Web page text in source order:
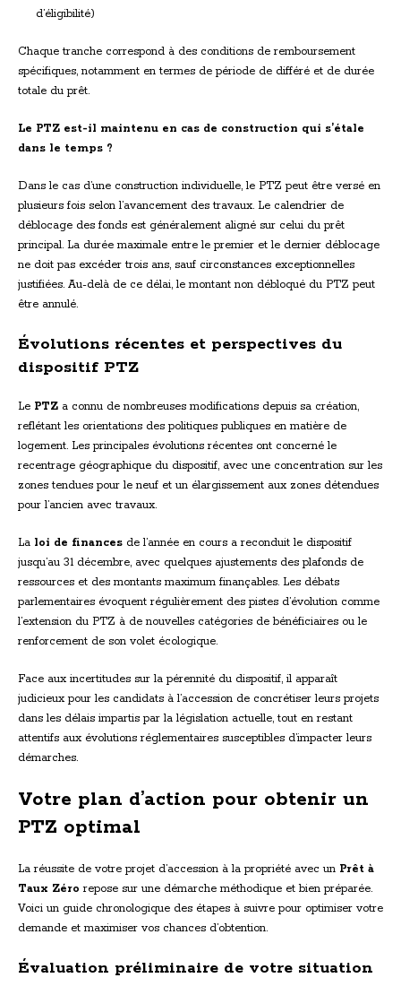
d’éligibilité)
Chaque tranche correspond à des conditions de remboursement
spécifiques, notamment en termes de période de différé et de durée
totale du prêt.
Le PTZ est-il maintenu en cas de construction qui s’étale
dans le temps ?
Dans le cas d’une construction individuelle, le PTZ peut être versé en
plusieurs fois selon l’avancement des travaux. Le calendrier de
déblocage des fonds est généralement aligné sur celui du prêt
principal. La durée maximale entre le premier et le dernier déblocage
ne doit pas excéder trois ans, sauf circonstances exceptionnelles
justifiées. Au-delà de ce délai, le montant non débloqué du PTZ peut
être annulé.
Évolutions récentes et perspectives du
dispositif PTZ
Le PTZ a connu de nombreuses modifications depuis sa création,
reflétant les orientations des politiques publiques en matière de
logement. Les principales évolutions récentes ont concerné le
recentrage géographique du dispositif, avec une concentration sur les
zones tendues pour le neuf et un élargissement aux zones détendues
pour l’ancien avec travaux.
La loi de finances de l’année en cours a reconduit le dispositif
jusqu’au 31 décembre, avec quelques ajustements des plafonds de
ressources et des montants maximum finançables. Les débats
parlementaires évoquent régulièrement des pistes d’évolution comme
l’extension du PTZ à de nouvelles catégories de bénéficiaires ou le
renforcement de son volet écologique.
Face aux incertitudes sur la pérennité du dispositif, il apparaît
judicieux pour les candidats à l’accession de concrétiser leurs projets
dans les délais impartis par la législation actuelle, tout en restant
attentifs aux évolutions réglementaires susceptibles d’impacter leurs
démarches.
Votre plan d’action pour obtenir un
PTZ optimal
La réussite de votre projet d’accession à la propriété avec un Prêt à
Taux Zéro repose sur une démarche méthodique et bien préparée.
Voici un guide chronologique des étapes à suivre pour optimiser votre
demande et maximiser vos chances d’obtention.
Évaluation préliminaire de votre situation